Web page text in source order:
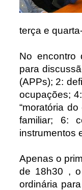
terça e
No encontro
para
(APPs); 2:
ocupações;
“moratória
familiar; 6:
instrumentos
Apenas o
de 18h30 , o
ordinária